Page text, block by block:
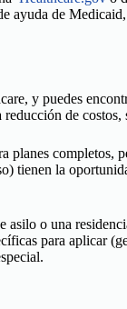
ayuda de
y puedes
de
planes completos,
tienen la
o una
para aplicar